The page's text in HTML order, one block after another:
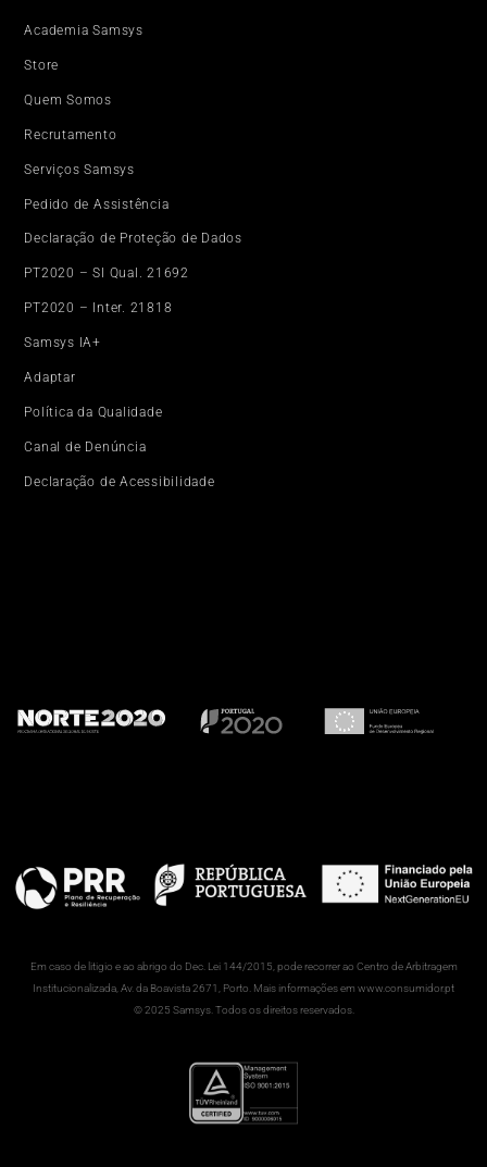
Academia Samsys
Store
Quem Somos
Recrutamento
Serviços Samsys
Pedido de Assistência
Declaração de Proteção de Dados
PT2020 – SI Qual. 21692
PT2020 – Inter. 21818
Samsys IA+
Adaptar
Política da Qualidade
Canal de Denúncia
Declaração de Acessibilidade
Em caso de litigio e ao abrigo do Dec. Lei 144/2015, pode recorrer ao Centro de Arbitragem
Institucionalizada, Av. da Boavista 2671, Porto. Mais informações em www.consumidor.pt
© 2025 Samsys. Todos os direitos reservados.